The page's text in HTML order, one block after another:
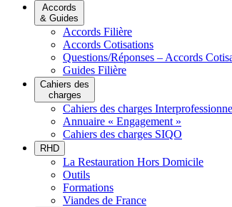
Accords
& Guides
Accords Filière
Accords Cotisations
Questions/Réponses – Accords
Guides Filière
Cahiers des
charges
Cahiers des charges
Annuaire « Engagement »
Cahiers des charges SIQO
RHD
La Restauration Hors Domicile
Outils
Formations
Viandes de France